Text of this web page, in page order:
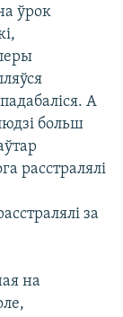
ўрок
А
больш
расстралялі
за
на